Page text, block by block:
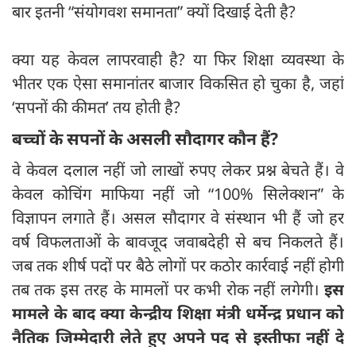
बार इतनी “संयोगवश समानता” क्यों दिखाई देती है?
क्या यह केवल लापरवाही है? या फिर शिक्षा व्यवस्था के
भीतर एक ऐसा समानांतर बाजार विकसित हो चुका है, जहां
‘सपनों की कीमत’ तय होती है?
बच्चों के सपनों के असली सौदागर कौन हैं?
वे केवल दलाल नहीं जो लाखों रुपए लेकर प्रश्न बेचते हैं। वे
केवल कोचिंग माफिया नहीं जो “100% सिलेक्शन” के
विज्ञापन लगाते हैं। असल सौदागर वे संस्थान भी हैं जो हर
वर्ष विफलताओं के बावजूद जवाबदेही से बच निकलते हैं।
जब तक शीर्ष पदों पर बैठे लोगों पर कठोर कार्रवाई नहीं होगी
तब तक इस तरह के मामलों पर कभी रोक नहीं लगेगी। इस
मामले के बाद क्या केन्द्रीय शिक्षा मंत्री धर्मेन्द्र प्रधान को
नैतिक जिम्मेदारी लेते हुए अपने पद से इस्तीफा नहीं दे